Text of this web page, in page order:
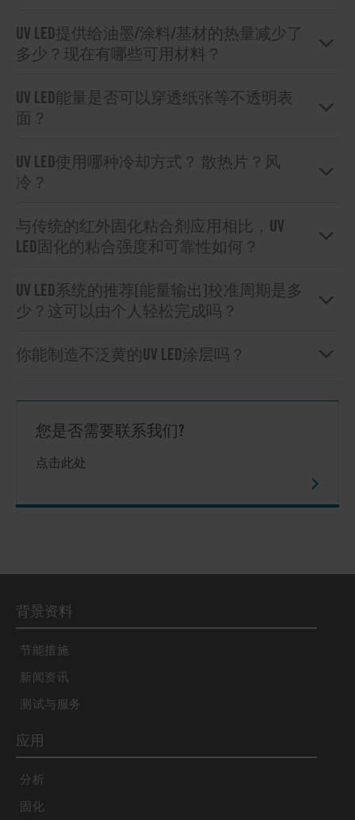
UV LED提供给油墨/涂料/基材的热量减少了
多少？现在有哪些可用材料？
UV LED能量是否可以穿透纸张等不透明表
面？
UV LED使用哪种冷却方式？ 散热片？风
冷？
与传统的红外固化粘合剂应用相比，UV
LED固化的粘合强度和可靠性如何？
UV LED系统的推荐[能量输出]校准周期是多
少？这可以由个人轻松完成吗？
你能制造不泛黄的UV LED涂层吗？
您是否需要联系我们?
点击此处
背景资料
节能措施
新闻资讯
测试与服务
应用
分析
固化